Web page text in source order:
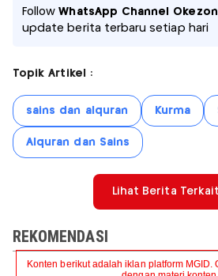
FollowWhatsApp Channel
update berita terbaru setiap hari
Topik Artikel :
sains dan alquran Kurma
Alquran dan Sains
Lihat Berita Terkait